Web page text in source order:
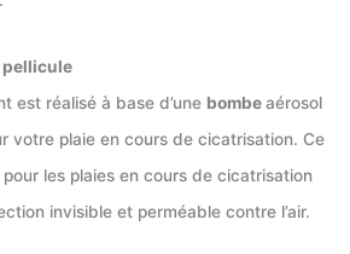
pellicule
est réalisé à base d’une bombeaérosol
votre plaie en cours de cicatrisation. Ce
les plaies en cours de cicatrisation
invisible et perméable contre l’air.